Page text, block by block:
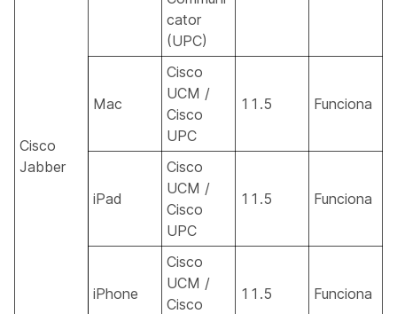
Cisco
Jabber
cator
(UPC)
Mac
Cisco
UCM /
Cisco
UPC
11.5 Funciona
iPad
Cisco
UCM /
Cisco
UPC
11.5 Funciona
iPhone
Cisco
UCM /
Cisco
11.5 Funciona